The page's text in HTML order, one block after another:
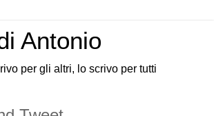
Antonio
per gli altri, lo scrivo per tutti